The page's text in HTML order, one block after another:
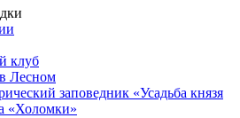
клуб
Лесном
заповедник «Усадьба князя
«Холомки»